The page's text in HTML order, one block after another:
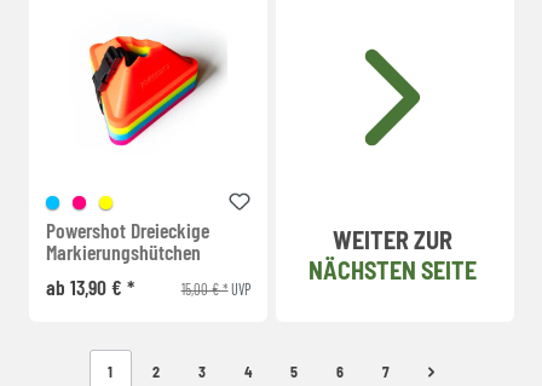
Powershot Dreieckige
Markierungshütchen
ab 13,90 € *
15,00 € *UVP
WEITER ZUR
NÄCHSTEN SEITE
1 2 3 4 5 6 7